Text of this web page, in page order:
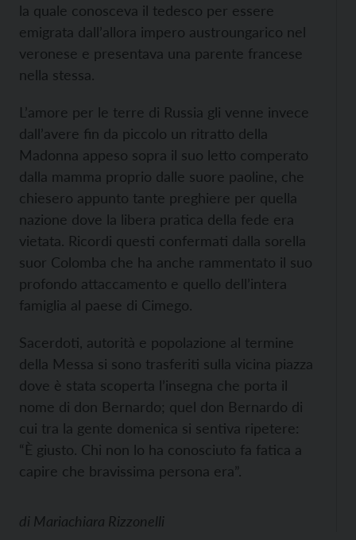
la quale conosceva il tedesco per essere
emigrata dall’allora impero austroungarico nel
veronese e presentava una parente francese
nella stessa.
L’amore per le terre di Russia gli venne invece
dall’avere fin da piccolo un ritratto della
Madonna appeso sopra il suo letto comperato
dalla mamma proprio dalle suore paoline, che
chiesero appunto tante preghiere per quella
nazione dove la libera pratica della fede era
vietata. Ricordi questi confermati dalla sorella
suor Colomba che ha anche rammentato il suo
profondo attaccamento e quello dell’intera
famiglia al paese di Cimego.
Sacerdoti, autorità e popolazione al termine
della Messa si sono trasferiti sulla vicina piazza
dove è stata scoperta l’insegna che porta il
nome di don Bernardo; quel don Bernardo di
cui tra la gente domenica si sentiva ripetere:
“È giusto. Chi non lo ha conosciuto fa fatica a
capire che bravissima persona era”.
di Mariachiara Rizzonelli